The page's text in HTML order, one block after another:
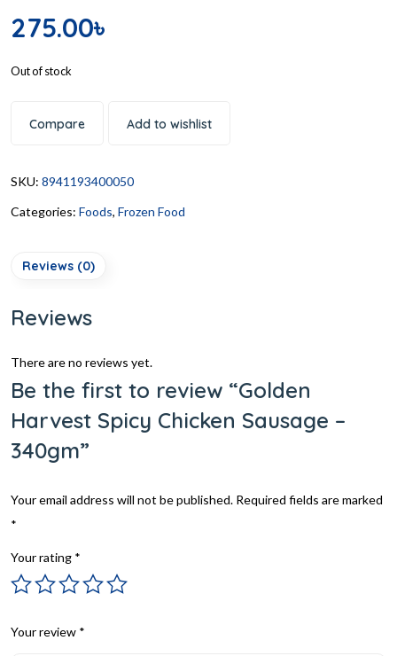
275.00৳
Out of stock
Compare Add to wishlist
SKU: 8941193400050
Categories: Foods, Frozen Food
Reviews (0)
Reviews
There are no reviews yet.
Be the first to review “Golden
Harvest Spicy Chicken Sausage –
340gm”
Your email address will not be published. Required fields are marked
*
Your rating *
Your review *